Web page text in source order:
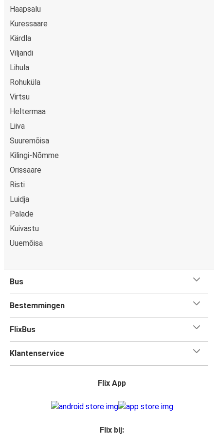
Haapsalu
Kuressaare
Kärdla
Viljandi
Lihula
Rohuküla
Virtsu
Heltermaa
Liiva
Suuremõisa
Kilingi-Nõmme
Orissaare
Risti
Luidja
Palade
Kuivastu
Uuemõisa
Bus
Bestemmingen
FlixBus
Klantenservice
Flix App
Flix bij: